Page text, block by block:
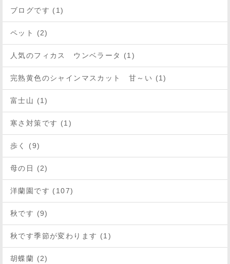
ブログです (1)
ペット (2)
人気のフィカス ウンベラータ (1)
完熟黄色のシャインマスカット 甘～い (1)
富士山 (1)
寒さ対策です (1)
歩く (9)
母の日 (2)
洋蘭園です (107)
秋です (9)
秋です季節が変わります (1)
胡蝶蘭 (2)